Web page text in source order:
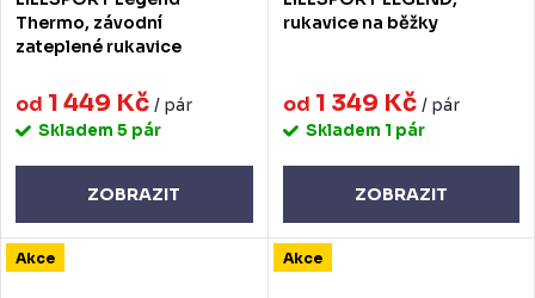
Thermo, závodní
zateplené rukavice
od 1 449 Kč / pár
Skladem 5 pár
ZOBRAZIT
rukavice na běžky
od 1 349 Kč / pár
Skladem 1 pár
ZOBRAZIT
Akce Akce